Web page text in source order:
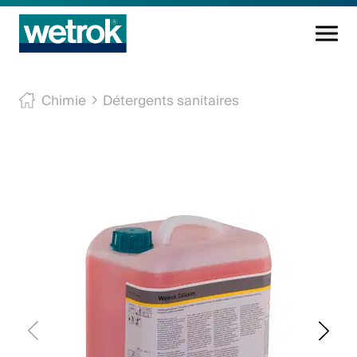
Produits
Connaissance
Entreprise
Chimie Détergents sanitaires